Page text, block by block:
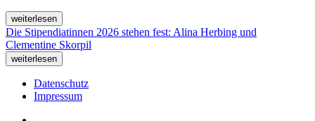
weiterlesen
Die Stipendiatinnen 2026 stehen fest: Alina Herbing und
Clementine Skorpil
weiterlesen
Datenschutz
Impressum